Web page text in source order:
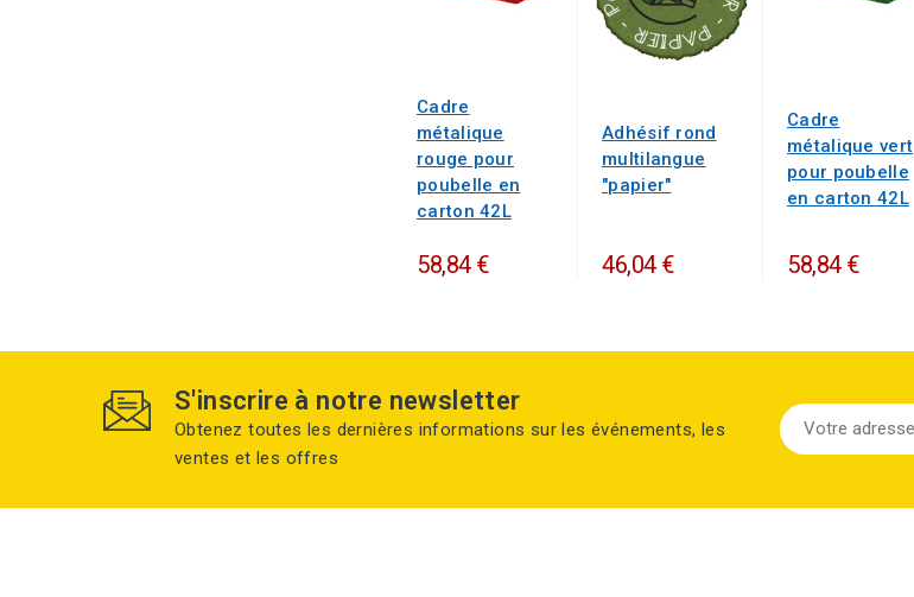
Cadre
métalique
rouge pour
poubelle en
carton 42L
58,84 €
Adhésif rond
multilangue
"papier"
46,04 €
Cadre
métalique vert
pour poubelle
en carton 42L
58,84 €
S'inscrire à notre newsletter
Obtenez toutes les dernières informations sur les événements, les
ventes et les offres